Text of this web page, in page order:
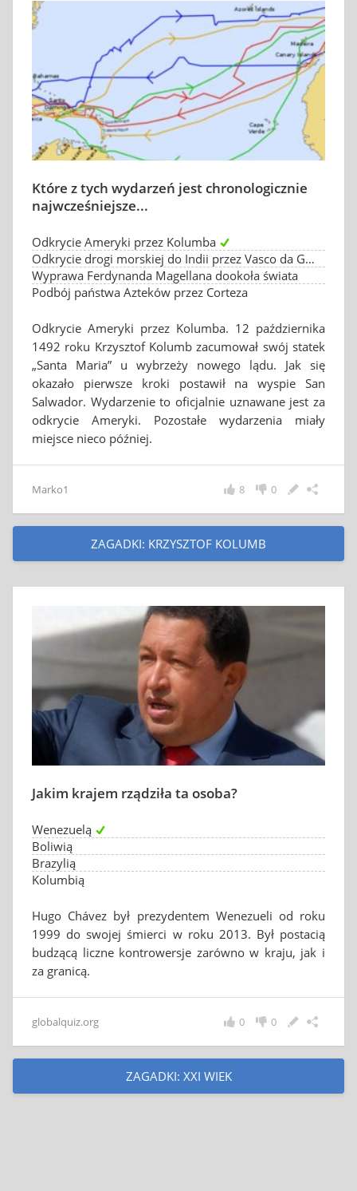
Które z tych wydarzeń jest chronologicznie
najwcześniejsze...
Odkrycie Ameryki przez Kolumba
Odkrycie drogi morskiej do Indii przez Vasco da Gama
Wyprawa Ferdynanda Magellana dookoła świata
Podbój państwa Azteków przez Corteza
Odkrycie Ameryki przez Kolumba. 12 października
1492 roku Krzysztof Kolumb zacumował swój statek
„Santa Maria” u wybrzeży nowego lądu. Jak się
okazało pierwsze kroki postawił na wyspie San
Salwador. Wydarzenie to oficjalnie uznawane jest za
odkrycie Ameryki. Pozostałe wydarzenia miały
miejsce nieco później.
Marko1 0
8
ZAGADKI: KRZYSZTOF KOLUMB
Jakim krajem rządziła ta osoba?
Wenezuelą
Boliwią
Brazylią
Kolumbią
Hugo Chávez był prezydentem Wenezueli od roku
1999 do swojej śmierci w roku 2013. Był postacią
budzącą liczne kontrowersje zarówno w kraju, jak i
za granicą.
globalquiz.org 0
0
ZAGADKI: XXI WIEK